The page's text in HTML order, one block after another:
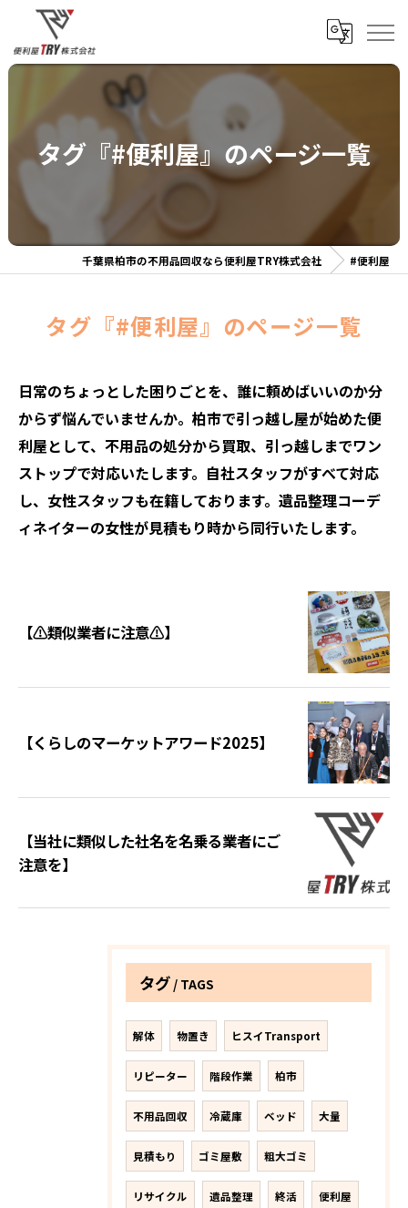
タグ『#便利屋』のページ一覧
千葉県柏市の不用品回収なら便利屋TRY株式会社 #便利屋
タグ『#便利屋』のページ一覧
日常のちょっとした困りごとを、誰に頼めばいいのか分
からず悩んでいませんか。柏市で引っ越し屋が始めた便
利屋として、不用品の処分から買取、引っ越しまでワン
ストップで対応いたします。自社スタッフがすべて対応
し、女性スタッフも在籍しております。遺品整理コーデ
ィネイターの女性が見積もり時から同行いたします。
【⚠️類似業者に注意⚠️】
【くらしのマーケットアワード2025】
【当社に類似した社名を名乗る業者にご
注意を】
タグ TAGS
解体 物置き ヒスイTransport
リピーター 階段作業 柏市
不用品回収 冷蔵庫 ベッド 大量
見積もり ゴミ屋敷 粗大ゴミ
リサイクル 遺品整理 終活 便利屋